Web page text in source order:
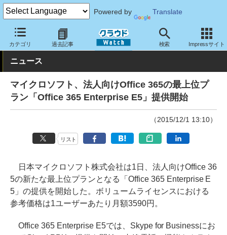
Powered by Translate
カテゴリ 過去記事 検索 Impressサイト
クラウド Watch サービス・ソフト サービス コミュニケーショ
ニュース
マイクロソフト、法人向けOffice 365の最上位プ
ラン「Office 365 Enterprise E5」提供開始
（2015/12/1 13:10）
リスト
日本マイクロソフト株式会社は1日、法人向けOffice 36
5の新たな最上位プランとなる「Office 365 Enterprise E
5」の提供を開始した。ボリュームライセンスにおける
参考価格は1ユーザーあたり月額3590円。
Office 365 Enterprise E5では、Skype for Businessにお